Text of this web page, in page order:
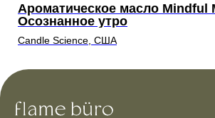
Ароматическое масло Mindful
Осознанное утро
Candle Science, США